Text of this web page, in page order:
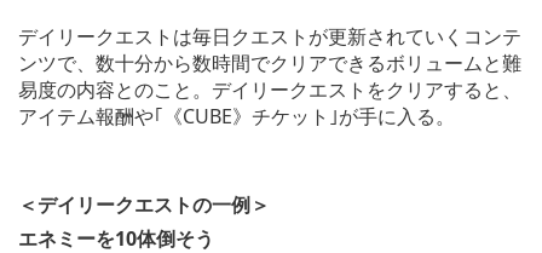
デイリークエストは毎日クエストが更新されていくコンテ
ンツで、数十分から数時間でクリアできるボリュームと難
易度の内容とのこと。デイリークエストをクリアすると、
アイテム報酬や｢《CUBE》チケット｣が手に入る。
＜デイリークエストの一例＞
エネミーを10体倒そう